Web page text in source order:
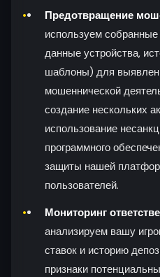
Предотвращение
используем
данные устройства,
шаблоны) для
мошеннической
создание нескольких
использование
программного
защиты нашей
пользователей.
Мониторинг
анализируем вашу
ставок и историю
признаки